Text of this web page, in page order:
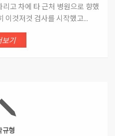
고 차에 타 근처 병원으로 향했
이것저것 검사를 시작했고...
보기
규형